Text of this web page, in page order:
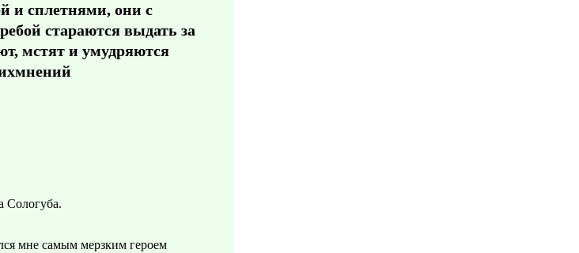
и сплетнями, они с
стараются выдать за
мстят и умудряются
Сологуба.
мне самым мерзким героем